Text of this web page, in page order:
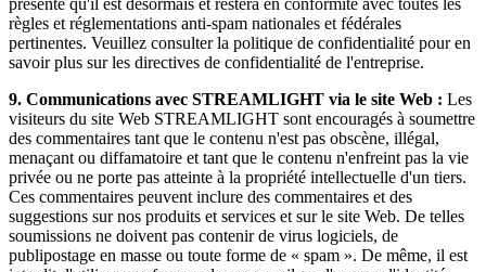
règles et réglementations anti-spam nationales et fédérales
pertinentes. Veuillez consulter la politique de confidentialité pour en
savoir plus sur les directives de confidentialité de l'entreprise.
9. Communications avec STREAMLIGHT via le site Web : Les
visiteurs du site Web STREAMLIGHT sont encouragés à soumettre
des commentaires tant que le contenu n'est pas obscène, illégal,
menaçant ou diffamatoire et tant que le contenu n'enfreint pas la vie
privée ou ne porte pas atteinte à la propriété intellectuelle d'un tiers.
Ces commentaires peuvent inclure des commentaires et des
suggestions sur nos produits et services et sur le site Web. De telles
soumissions ne doivent pas contenir de virus logiciels, de
publipostage en masse ou toute forme de « spam ». De même, il est